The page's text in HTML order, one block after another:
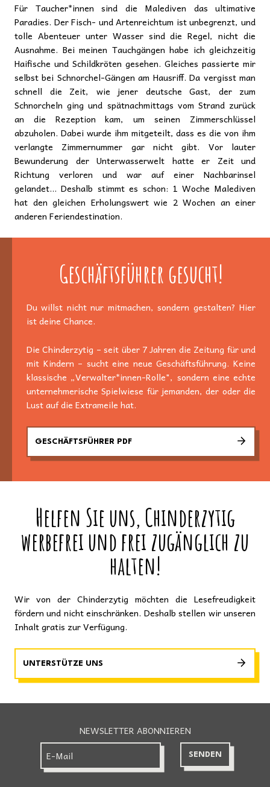
Für Taucher*innen sind die Malediven das ultimative
Paradies. Der Fisch- und Artenreichtum ist unbegrenzt, und
tolle Abenteuer unter Wasser sind die Regel, nicht die
Ausnahme. Bei meinen Tauchgängen habe ich gleichzeitig
Haifische und Schildkröten gesehen. Gleiches passierte mir
selbst bei Schnorchel-Gängen am Hausriff. Da vergisst man
schnell die Zeit, wie jener deutsche Gast, der zum
Schnorcheln ging und spätnachmittags vom Strand zurück
an die Rezeption kam, um seinen Zimmerschlüssel
abzuholen. Dabei wurde ihm mitgeteilt, dass es die von ihm
verlangte Zimmernummer gar nicht gibt. Vor lauter
Bewunderung der Unterwasserwelt hatte er Zeit und
Richtung verloren und war auf einer Nachbarinsel
gelandet… Deshalb stimmt es schon: 1 Woche Malediven
hat den gleichen Erholungswert wie 2 Wochen an einer
anderen Feriendestination.
Geschäftsführer gesucht!
Du willst nicht nur mitmachen, sondern gestalten? Hier
ist deine Chance.
Die Chinderzytig – seit über 7 Jahren die Zeitung für und
mit Kindern – sucht eine neue Geschäftsführung. Keine
klassische „Verwalter*innen-Rolle", sondern eine echte
unternehmerische Spielwiese für jemanden, der oder die
Lust auf die Extrameile hat.
GESCHÄFTSFÜHRER PDF
Helfen Sie uns, Chinderzytig
werbefrei und frei zugänglich zu
halten!
Wir von der Chinderzytig möchten die Lesefreudigkeit
fördern und nicht einschränken. Deshalb stellen wir unseren
Inhalt gratis zur Verfügung.
UNTERSTÜTZE UNS
NEWSLETTER ABONNIEREN